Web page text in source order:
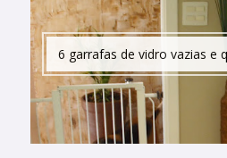
6 garrafas de vidro vazias e